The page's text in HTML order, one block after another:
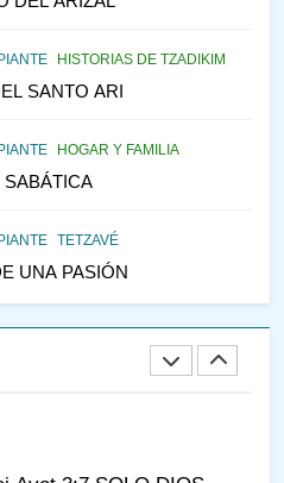
HISTORIAS DE TZADIKIM
SANTO ARI
HOGAR Y FAMILIA
SABÁTICA
TETZAVÉ
UNA PASIÓN
JUDÍO PIRKEI AVOT
¿QUIÉN ES SABIO?
CON LA MUJER
LUZ DEL JUDAÍSMO
PAREJA Y MATRIMONIO